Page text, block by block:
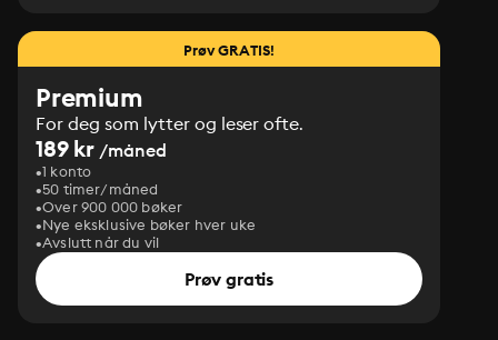
Prøv GRATIS!
Premium
For deg som lytter og leser ofte.
189 kr /måned
1 konto
50 timer/måned
Over 900 000 bøker
Nye eksklusive bøker hver uke
Avslutt når du vil
Prøv gratis